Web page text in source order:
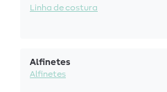
Linha de costura
Alfinetes
Alfinetes